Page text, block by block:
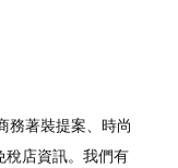
務著裝提案、時尚
稅店資訊。我們有